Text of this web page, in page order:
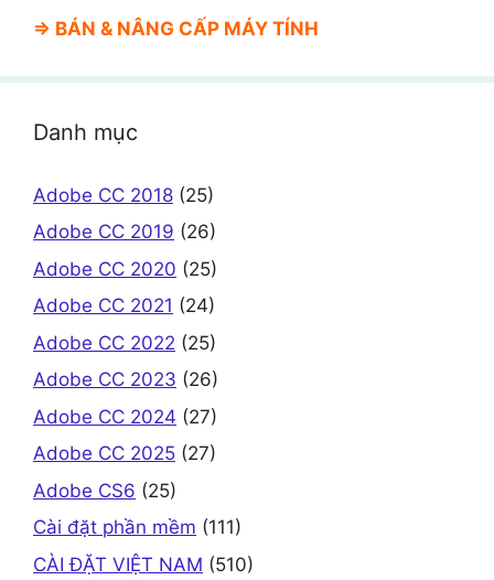
⇒ BÁN & NÂNG CẤP MÁY TÍNH
Danh mục
Adobe CC 2018 (25)
Adobe CC 2019 (26)
Adobe CC 2020 (25)
Adobe CC 2021 (24)
Adobe CC 2022 (25)
Adobe CC 2023 (26)
Adobe CC 2024 (27)
Adobe CC 2025 (27)
Adobe CS6 (25)
Cài đặt phần mềm (111)
CÀI ĐẶT VIỆT NAM (510)